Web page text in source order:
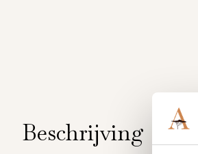
Beschrijving